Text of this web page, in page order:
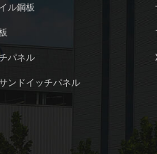
ル鋼板
パネル
ンドイッチパネル